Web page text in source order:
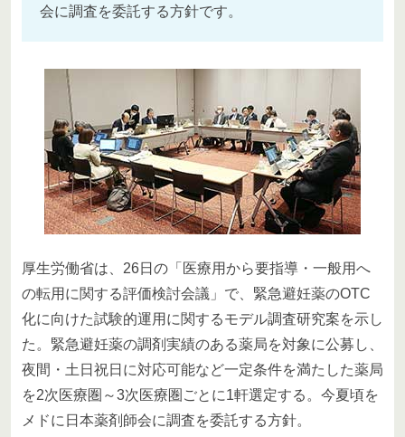
会に調査を委託する方針です。
厚生労働省は、26日の「医療用から要指導・一般用へ
の転用に関する評価検討会議」で、緊急避妊薬のOTC
化に向けた試験的運用に関するモデル調査研究案を示し
た。緊急避妊薬の調剤実績のある薬局を対象に公募し、
夜間・土日祝日に対応可能など一定条件を満たした薬局
を2次医療圏～3次医療圏ごとに1軒選定する。今夏頃を
メドに日本薬剤師会に調査を委託する方針。